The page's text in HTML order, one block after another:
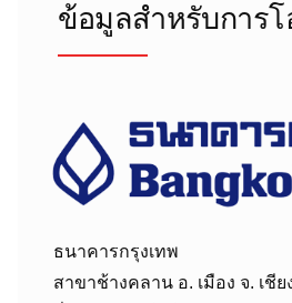
ข้อมูลสำหรับการโ
ธนาคารกรุงเทพ
สาขาช้างคลาน อ. เมือง จ. เชีย